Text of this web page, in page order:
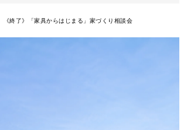
《終了》「家具からはじまる」家づくり相談会